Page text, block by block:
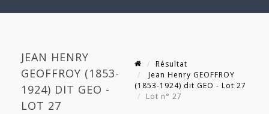
JEAN HENRY
GEOFFROY (1853-
1924) DIT GEO -
LOT 27
Résultat
Jean Henry GEOFFROY
(1853-1924) dit GEO - Lot 27
Lot n° 27